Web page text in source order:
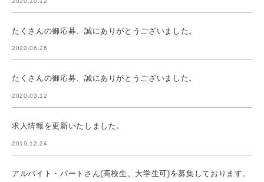
たくさんの御応募、誠にありがとうございました。
2020.06.26
たくさんの御応募、誠にありがとうございました。
2020.03.12
求人情報を更新いたしました。
2019.12.24
アルバイト・パートさん(高校生、大学生可)を募集しております。